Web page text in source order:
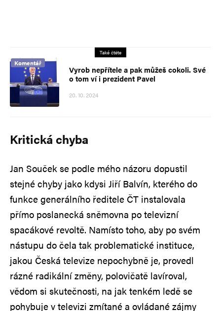
Také čtěte
Komentář
Vyrob nepřítele a pak můžeš cokoli. Své
o tom ví i prezident Pavel
20. 10. 2024
Kritická chyba
Jan Souček se podle mého názoru dopustil
stejné chyby jako kdysi Jiří Balvín, kterého do
funkce generálního ředitele ČT instalovala
přímo poslanecká sněmovna po televizní
spacákové revoltě. Namísto toho, aby po svém
nástupu do čela tak problematické instituce,
jakou Česká televize nepochybně je, provedl
rázné radikální změny, polovičatě lavíroval,
vědom si skutečnosti, na jak tenkém ledě se
pohybuje v televizi zmítané a ovládané zájmy